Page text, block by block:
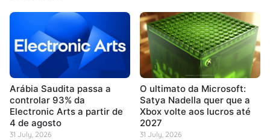
Arábia Saudita passa a
controlar 93% da
Electronic Arts a partir de
4 de agosto
31 July, 2026
O ultimato da Microsoft:
Satya Nadella quer que a
Xbox volte aos lucros até
2027
31 July, 2026